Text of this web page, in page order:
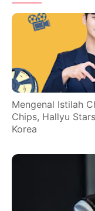
Mengenal Istilah
Chips, Hallyu
Korea